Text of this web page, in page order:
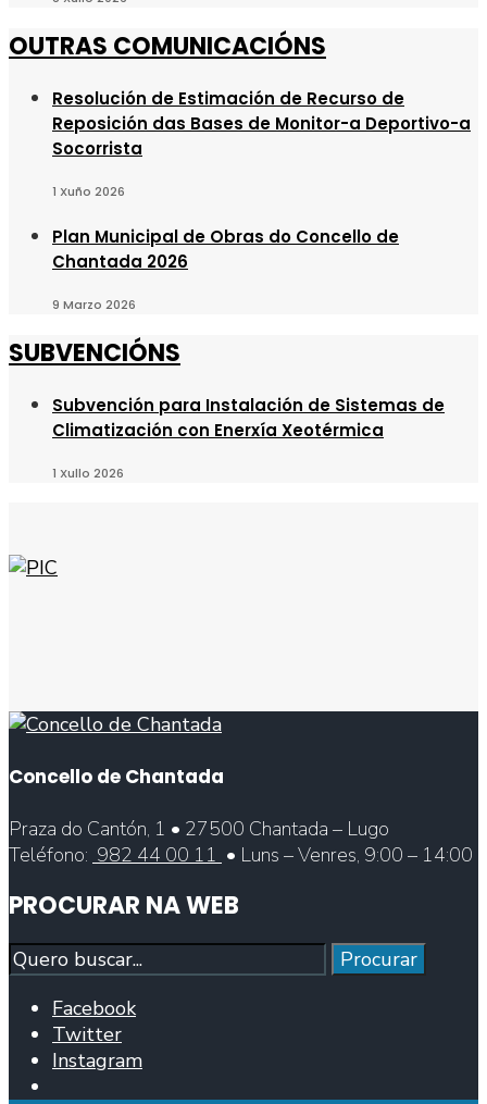
OUTRAS COMUNICACIÓNS
Resolución de Estimación de Recurso de
Reposición das Bases de Monitor-a Deportivo-a
Socorrista
1 Xuño 2026
Plan Municipal de Obras do Concello de
Chantada 2026
9 Marzo 2026
SUBVENCIÓNS
Subvención para Instalación de Sistemas de
Climatización con Enerxía Xeotérmica
1 Xullo 2026
Concello de Chantada
Praza do Cantón, 1 • 27500 Chantada – Lugo
Teléfono: 982 44 00 11 • Luns – Venres, 9:00 – 14:00
PROCURAR NA WEB
Procurar
Procurar
Facebook
Twitter
Instagram